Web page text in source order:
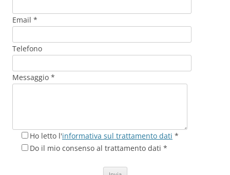
Email *
Telefono
Messaggio *
Ho letto l'informativa sul trattamento dati *
Do il mio consenso al trattamento dati *